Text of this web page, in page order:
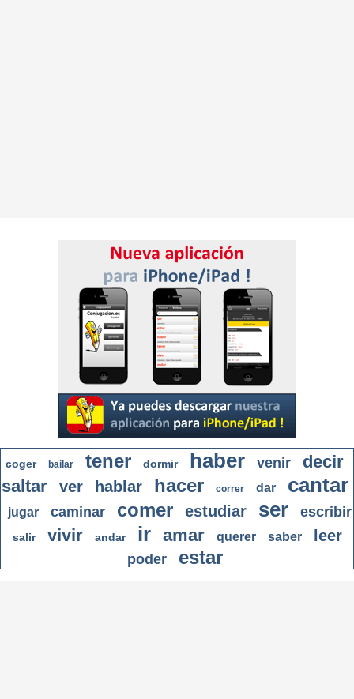
coger bailar tener dormir haber venir
decir
saltar
ver hablar hacer correr dar cantar
jugar caminar comer estudiar ser escribir
salir vivir andar ir amar querer saber leer
poder estar